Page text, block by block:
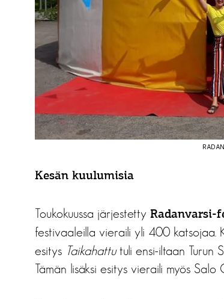
Kesän kuulumisia
Toukokuussa järjestetty Radanvarsi-
festivaaleilla vieraili yli 400 katsojaa.
esitys Taikahattutuli ensi-iltaan Turun
Tämän lisäksi esitys vieraili myös Salo